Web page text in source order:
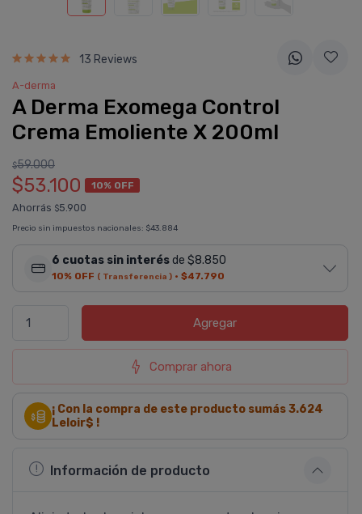
13 Reviews
A-derma
A Derma Exomega Control
Crema Emoliente X 200ml
$59.000
$53.100 10% OFF
Ahorrás $5.900
Precio sin impuestos nacionales: $43.884
6 cuotas sin interésde $8.850
10% OFF ( Transferencia ) · $47.790
Agregar
Comprar ahora
¡ Con la compra de este producto sumás3.624
Leloir$ !
Información de producto